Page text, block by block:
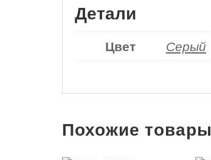
Детали
Цвет Серый
Похожие товары